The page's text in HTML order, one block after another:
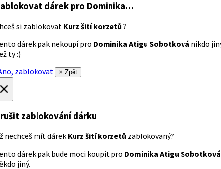
dárek pro Dominika…
si zablokovat Kurz šití korzetů ?
dárek pak nekoupí pro Dominika Atigu Sobotková nikdo
ty :)
zablokovat
× Zpět
zablokování dárku
nechceš mít dárek Kurz šití korzetů zablokovaný?
dárek pak bude moci koupit pro Dominika Atigu Sobotková
jiný.